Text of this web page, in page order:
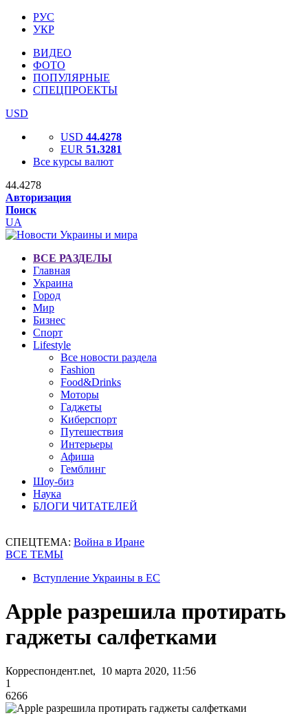
РУС
УКР
ВИДЕО
ФОТО
ПОПУЛЯРНЫЕ
СПЕЦПРОЕКТЫ
USD
USD 44.4278
EUR 51.3281
Все курсы валют
44.4278
Авторизация
Поиск
UA
ВСЕ РАЗДЕЛЫ
Главная
Украина
Город
Мир
Бизнес
Спорт
Lifestyle
Все новости раздела
Fashion
Food&Drinks
Моторы
Гаджеты
Киберспорт
Путешествия
Интерьеры
Афиша
Гемблинг
Шоу-биз
Наука
БЛОГИ ЧИТАТЕЛЕЙ
СПЕЦТЕМА: Война в Иране
ВСЕ ТЕМЫ
Вступление Украины в ЕС
Apple разрешила протирать
гаджеты салфетками
Корреспондент.net, 10 марта 2020, 11:56
1
6266